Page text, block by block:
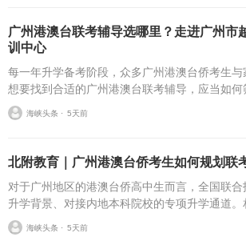
广州港澳台联考辅导选哪里？走进广州市
训中心
每一年升学备考阶段，众多广州港澳台侨考生与
想要找到合适的广州港澳台联考辅导，应当如何
本地提供港澳台联考辅导的机构数量不少，各家
划、学情管理存在明显...
海峡头条 ⋅ 5天前
北附教育｜广州港澳台侨考生如何规划联
对于广州地区的港澳台侨高中生而言，全国联
升学背景、对接内地本科院校的专项升学通道
澳台侨联考在考点范围、题型结构、考察侧重上
少考生因沿用普通高考...
海峡头条 ⋅ 5天前